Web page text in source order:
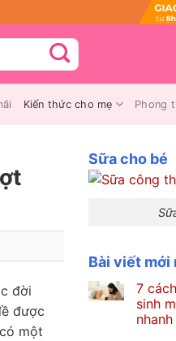
Kiến thức cho mẹ Phong
đời
được
một
Sữa cho bé
Bài viết mới
7
sinh